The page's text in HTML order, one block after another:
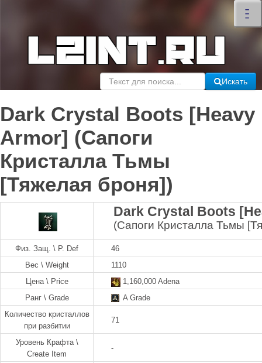
–
–
–
×
Искать
Dark Crystal Boots [Heavy
Armor] (Сапоги
Кристалла Тьмы
[Тяжелая броня])
Dark Crystal Boots
(Сапоги Кристалла Тьмы
Физ. Защ. \ P. Def
46
Вес \ Weight
1110
Цена \ Price
1,160,000 Adena
Ранг \ Grade
A Grade
Количество кристаллов
при разбитии
71
Уровень Крафта \
Create Item
-